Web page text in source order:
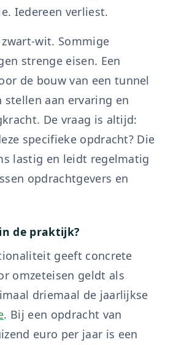
Iedereen verliest.
wit. Sommige
strenge eisen. Een
de bouw van een tunnel
stellen aan ervaring en
De vraag is altijd:
specifieke opdracht? Die
lastig en leidt regelmatig
opdrachtgevers en
de praktijk?
geeft concrete
omzeteisen geldt als
driemaal de jaarlijkse
. Bij een opdracht van
euro per jaar is een